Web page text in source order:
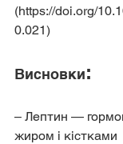
(https://doi.org/
0.021)
Висновки:
– Лептин —
жиром і кістками